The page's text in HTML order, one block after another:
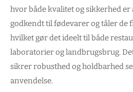
hvor både kvalitet og sikkerhed er
godkendt til fødevarer og tåler de
hvilket gør det ideelt til både
laboratorier og landbrugsbrug.
sikrer robusthed og holdbarhed
anvendelse.